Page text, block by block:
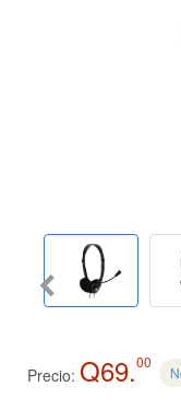
Precio: Q69.00